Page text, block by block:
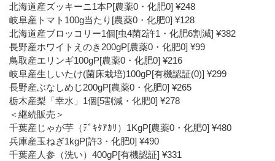
北海道産ズッキーニ1本P[農薬0・化肥0] ¥248
岐阜産トマト100g当たり[農薬0・化肥0] ¥128
北海道産ブロッコリー1個[虫4菌2許1・化肥6割減] ¥382
長野産ホワイトえのき200gP[農薬0・化肥0] ¥99
鳥取産エリンギ100gP[農薬0・化肥0] ¥216
岐阜産生しいたけ(菌床栽培)100gP[有機認証(0)] ¥299
長野産ぶなしめじ200gP[農薬0・化肥0] ¥265
栃木産梨「幸水」1個[5割減・化肥0] ¥278
＜継続販売＞
千葉産じゃが芋（ﾃﾞｷﾀｱｶﾘ）1KgP[農薬0・化肥0] ¥480
兵庫産玉ねぎ1kgP[許3・化肥0] ¥490
千葉産人参（洗い）400gP[有機認証] ¥331